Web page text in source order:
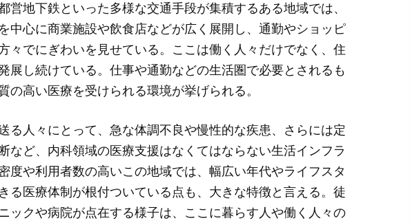
営地下鉄といった多様な交通手段が集積するある地域では、
中心に商業施設や飲食店などが広く展開し、通勤やショッピ
々でにぎわいを見せている。ここは働く人々だけでなく、住
展し続けている。仕事や通勤などの生活圏で必要とされるも
の高い医療を受けられる環境が挙げられる。
る人々にとって、急な体調不良や慢性的な疾患、さらには定
など、内科領域の医療支援はなくてはならない生活インフラ
度や利用者数の高いこの地域では、幅広い年代やライフスタ
る医療体制が根付ついている点も、大きな特徴と言える。徒
ックや病院が点在する様子は、ここに暮らす人や働く人々の